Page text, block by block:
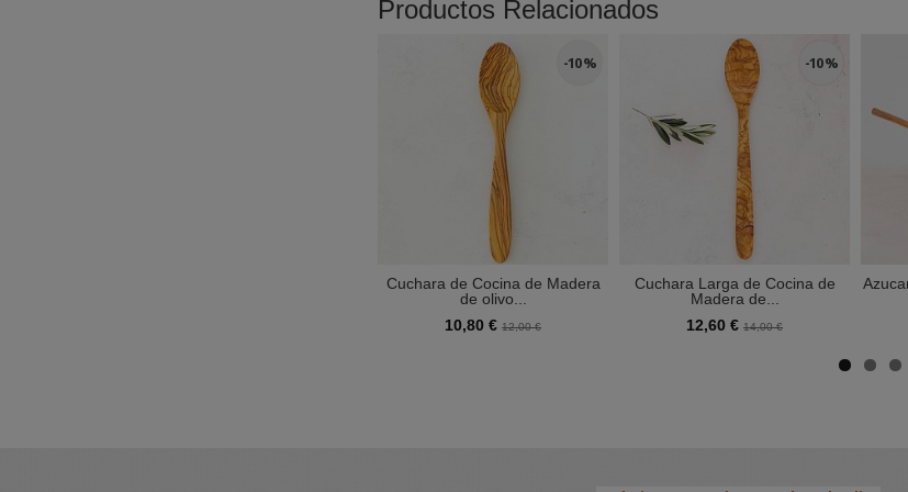
Productos Relacionados
-10 %
Cuchara de Cocina de Madera
de olivo...
10,80 € 12,00 €
-10 %
Cuchara Larga de Cocina de
Madera de...
12,60 € 14,00 €